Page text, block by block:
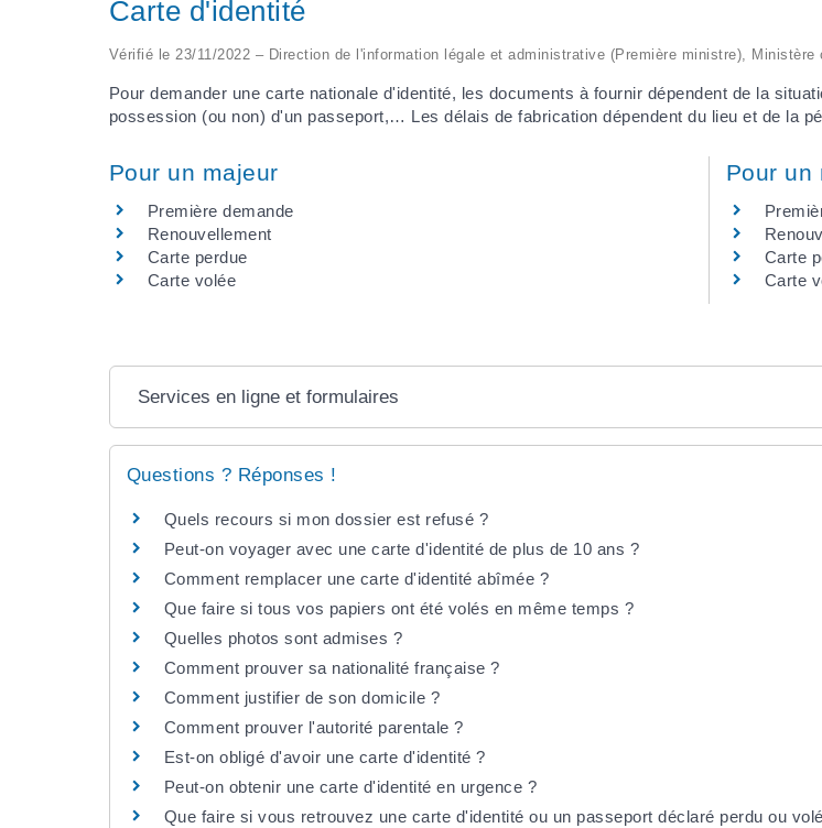
Carte d'identité
Vérifié le 23/11/2022 – Direction de l'information légale et administrative (Première ministre), Ministère
Pour demander une carte nationale d'identité, les documents à fournir dépendent de la
possession (ou non) d'un passeport,… Les délais de fabrication dépendent du lieu et de la
Pour un majeur
Première demande
Renouvellement
Carte perdue
Carte volée
Pour un
Carte
Carte
Services en ligne et formulaires
Questions ? Réponses !
Quels recours si mon dossier est refusé ?
Peut-on voyager avec une carte d'identité de plus de 10 ans ?
Comment remplacer une carte d'identité abîmée ?
Que faire si tous vos papiers ont été volés en même temps ?
Quelles photos sont admises ?
Comment prouver sa nationalité française ?
Comment justifier de son domicile ?
Comment prouver l'autorité parentale ?
Est-on obligé d'avoir une carte d'identité ?
Peut-on obtenir une carte d'identité en urgence ?
Que faire si vous retrouvez une carte d'identité ou un passeport déclaré perdu ou